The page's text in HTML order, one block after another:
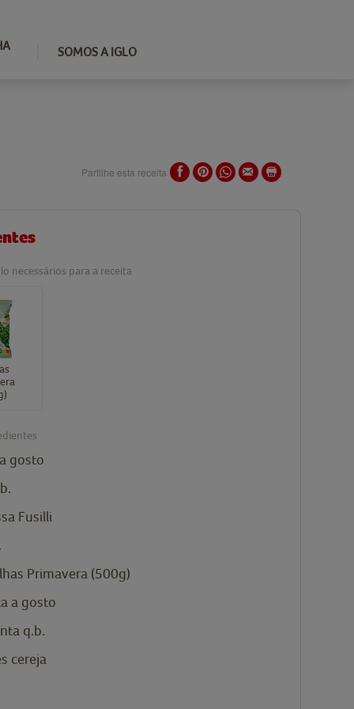
SOMOS A IGLO
Partilhe esta receita
necessários para a receita
gosto
Fusilli
Primavera (500g)
a gosto
q.b.
cereja